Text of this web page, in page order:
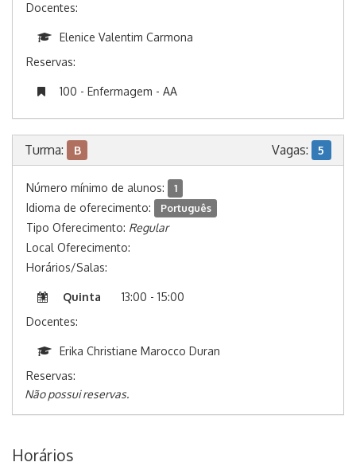
Docentes:
Elenice Valentim Carmona
Reservas:
100 - Enfermagem - AA
Turma: B Vagas: 5
Número mínimo de alunos: 1
Idioma de oferecimento: Português
Tipo Oferecimento: Regular
Local Oferecimento:
Horários/Salas:
Quinta
13:00 - 15:00
Docentes:
Erika Christiane Marocco Duran
Reservas:
Não possui reservas.
Horários